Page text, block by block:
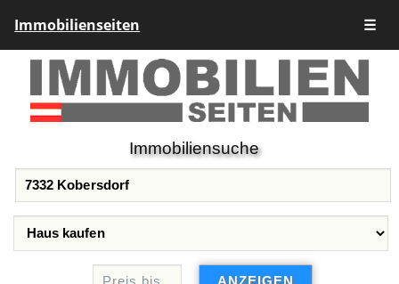
Immobilienseiten ☰
Immobiliensuche